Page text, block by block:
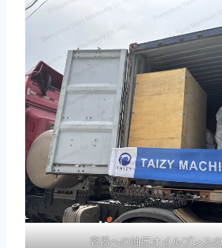
容器への油圧オイルプレス